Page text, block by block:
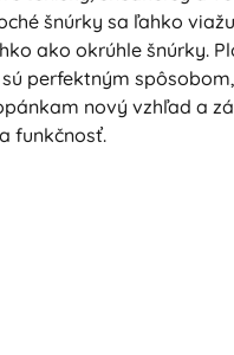
šnúrky sa ľahko
ako okrúhle šnúrky.
perfektným
nový vzhľad a
funkčnosť.